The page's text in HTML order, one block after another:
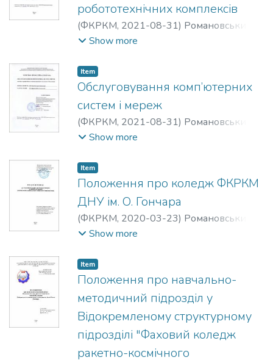
робототехнічних комплексів
(ФКРКМ, 2021-08-31) Романовський
Олександр Михайлович
Валентина Григорівна
Василь Сидорович
Show more
Item
Обслуговування комп’ютерних
систем і мереж
(ФКРКМ, 2021-08-31) Романовський
Олександр Михайлович
Ольга Володимирівна
Леонідівна
Show more
Item
Положення про коледж ФКРКМ
ДНУ ім. О. Гончара
(ФКРКМ, 2020-03-23) Романовський
Олександр Михайлович
Валерія Валеріївна
Show more
Item
Положення про навчально-
методичний підрозділ у
Відокремленому структурному
підрозділі "Фаховий коледж
ракетно-космічного